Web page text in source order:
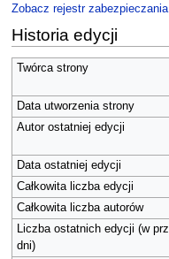
Zobacz rejestr
Historia edycji
Twórca strony
Data utworzenia strony
Autor ostatniej edycji
Data ostatniej edycji
Całkowita liczba edycji
Całkowita liczba autorów
Liczba ostatnich edycji (w
dni)